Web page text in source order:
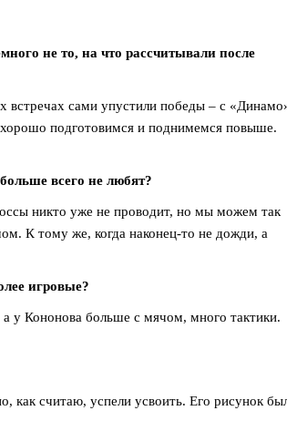
не то, на что рассчитывали после
встречах сами упустили победы – с
подготовимся и поднимемся повыше.
всего не любят?
никто уже не проводит, но мы можем так
К тому же, когда наконец-то не дожди, а
игровые?
у Кононова больше с мячом, много тактики.
как считаю, успели усвоить. Его рисунок